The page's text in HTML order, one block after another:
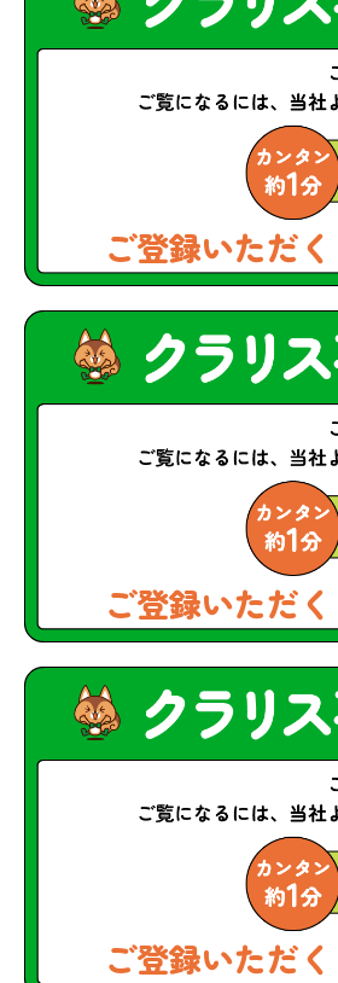
ご登録いただく
ご登録いただく
ご登録いただく